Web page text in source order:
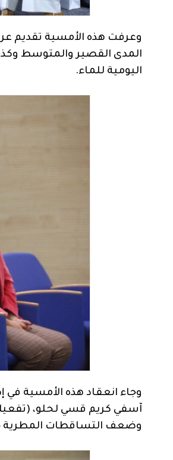
وعرفت هذه الأمسية تقديم
المدى القصير والمتوسط
اليومية للماء.
وجاء انعقاد هذه الأمسية في
وضعف التساقطات المطرية